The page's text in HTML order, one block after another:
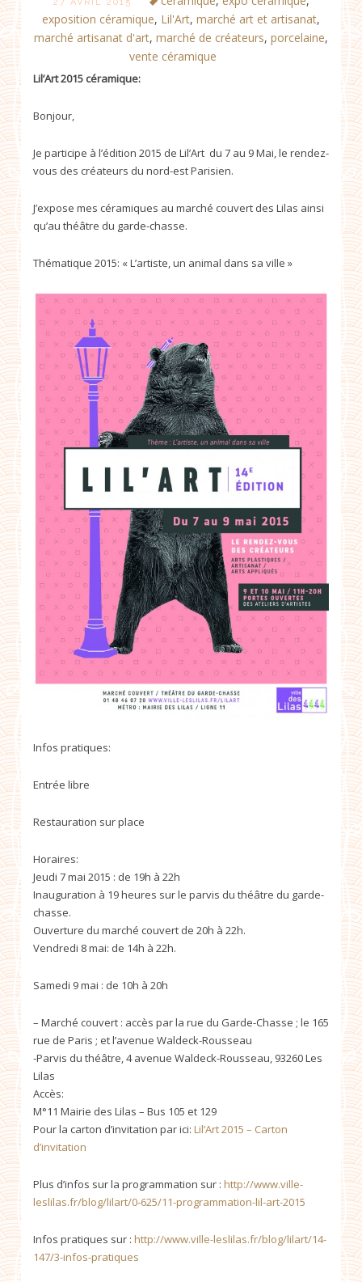
27 AVRIL 2015
exposition céramique, Lil'Art, marché art et artisanat,
marché artisanat d'art, marché de créateurs, porcelaine,
vente céramique
Lil’Art 2015 céramique:
Bonjour,
Je participe à l’édition 2015 de Lil’Art du 7 au 9 Mai, le rendez-
vous des créateurs du nord-est Parisien.
J’expose mes céramiques au marché couvert des Lilas ainsi
qu’au théâtre du garde-chasse.
Thématique 2015: « L’artiste, un animal dans sa ville »
Infos pratiques:
Entrée libre
Restauration sur place
Horaires:
Jeudi 7 mai 2015 : de 19h à 22h
Inauguration à 19 heures sur le parvis du théâtre du garde-
chasse.
Ouverture du marché couvert de 20h à 22h.
Vendredi 8 mai: de 14h à 22h.
Samedi 9 mai : de 10h à 20h
– Marché couvert : accès par la rue du Garde-Chasse ; le 165
rue de Paris ; et l’avenue Waldeck-Rousseau
-Parvis du théâtre, 4 avenue Waldeck-Rousseau, 93260 Les
Lilas
Accès:
M°11 Mairie des Lilas – Bus 105 et 129
Pour la carton d’invitation par ici: Lil’Art 2015 – Carton
d’invitation
Plus d’infos sur la programmation sur : http://www.ville-
leslilas.fr/blog/lilart/0-625/11-programmation-lil-art-2015
Infos pratiques sur : http://www.ville-leslilas.fr/blog/lilart/14-
147/3-infos-pratiques